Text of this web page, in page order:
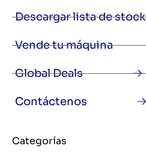
Descargar lista de stock
Vende tu máquina
Global Deals
Contáctenos
Categorías